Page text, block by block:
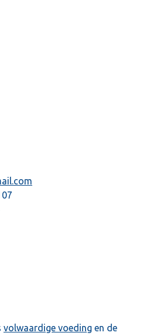
volwaardige voeding en de